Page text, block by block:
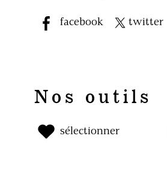
facebook twitter
Nos outils
sélectionner